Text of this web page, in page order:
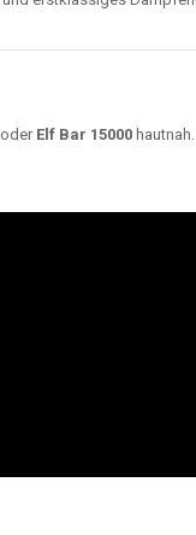
oder Elf Bar 15000